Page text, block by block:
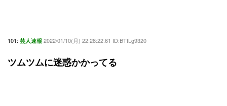
101: 芸人速報 2022/01/10(月) 22:28:22.61 ID:BTtLg9320
ツムツムに迷惑かかってる